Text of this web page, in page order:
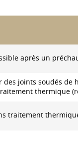
après un
des joints soudés de
thermique
traitement